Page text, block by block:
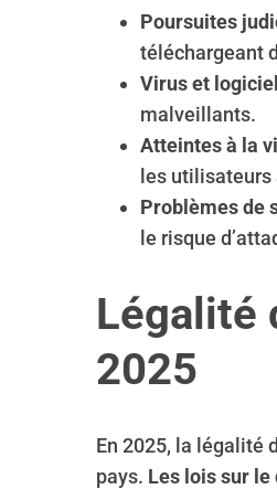
Poursuites
téléchargeant
Virus et
malveillants.
Atteintes à la
les utilisateurs
Problèmes de
le risque
Légalité
2025
En 2025, la légalité
pays. Les lois sur le
o